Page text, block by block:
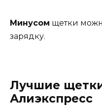
Минусом щетки
зарядку.
Лучшие
Алиэкспресс